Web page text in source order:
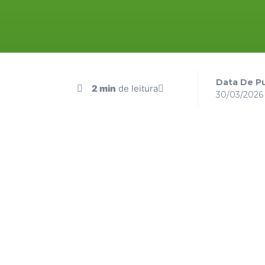
2 min de leitura
Data De
30/03/2026